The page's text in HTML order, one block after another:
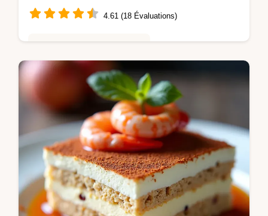
4.61 (18 Évaluations)
Envie dune Soupe Thaï au Poulet Lait de
coco réconfortante Cette recette facile au
curry rouge vous transporte en Thaïlande
Un délice parfumé à découvrir vite